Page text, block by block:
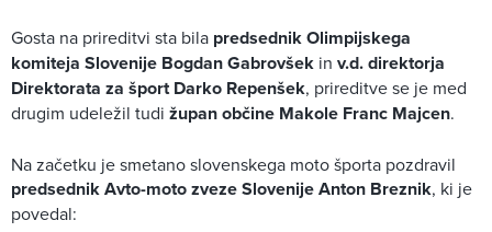
Gosta na prireditvi sta bila predsednik Olimpijskega
komiteja Slovenije Bogdan Gabrovšek in v.d. direktorja
Direktorata za šport Darko Repenšek, prireditve se je med
drugim udeležil tudi župan občine Makole Franc Majcen.
Na začetku je smetano slovenskega moto športa pozdravil
predsednik Avto-moto zveze Slovenije Anton Breznik, ki je
povedal: